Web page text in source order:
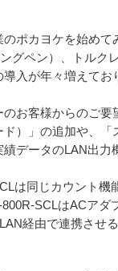
のポカヨケを始め
グペン）、トルク
入が年々増えてお
お客様からのご
）」の追加や、
データのLAN出力
は同じカウント
SCLはACア
経由で連携させ